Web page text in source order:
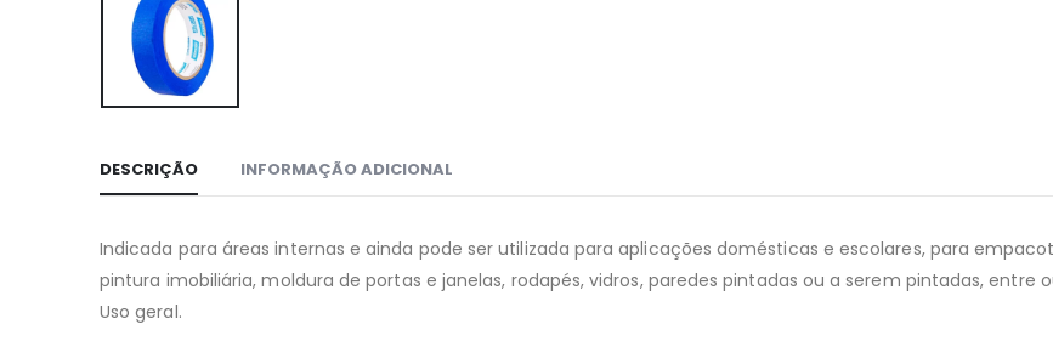
DESCRIÇÃO INFORMAÇÃO ADICIONAL
Indicada para áreas internas e ainda pode ser utilizada para aplicações domésticas e escolares, para
pintura imobiliária, moldura de portas e janelas, rodapés, vidros, paredes pintadas ou a serem pintadas, entre
Uso geral.